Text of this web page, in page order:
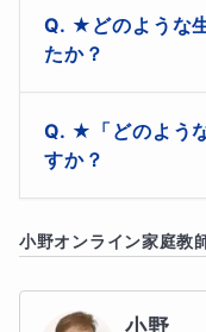
★ギフテッド④ 独創
ギフテッドの子ども
事には高い集中力で
・１人１人の才能
・短時間の集中力活
・ゲーム感覚で楽
・「教科横断型学
・「STEAM教育」
・「スモールステ
・「志望校別対策」
などが主な特徴です
●最近５年間の受験
●豊富な指導実績
いろいろなケースの
くお気軽にご相談く
ご質問ありがとう
以下に掲載させて頂
・子どもが家で自
・塾、通信教育、
・勉強時間は長いの
・苦手教科があり
・不登校で、ほと
★どのような
たか？
ご感想を一部を掲
・授業後、娘の第一
「こんな解き方知
と 目を輝かせて教
いつもありがとう
小６女子
★「どのよう
すか？
１人１人の才能や
小野オンライン家庭教
小野